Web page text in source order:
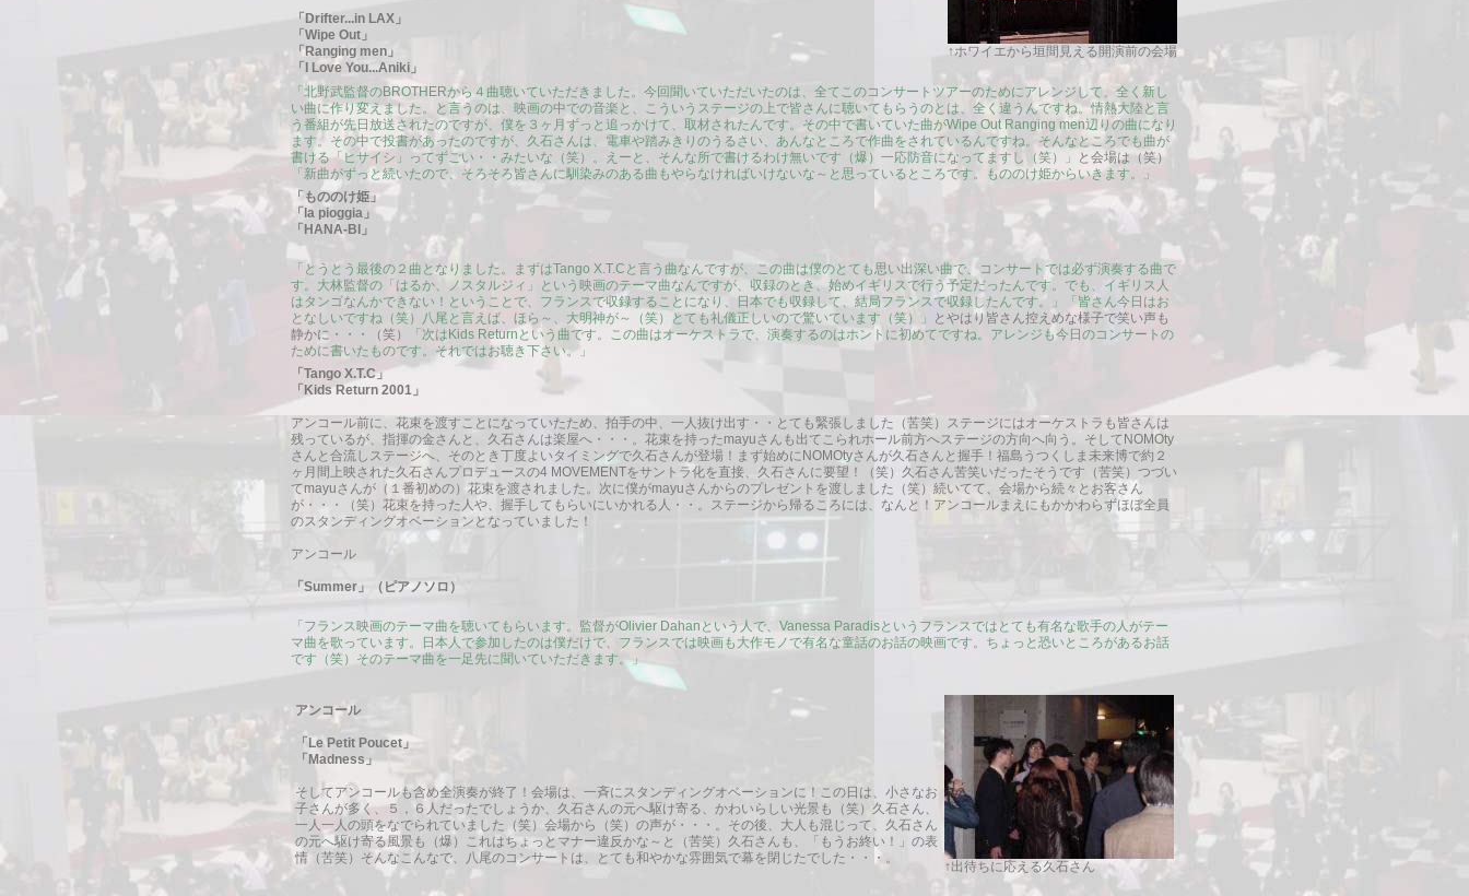
「Drifter...in LAX」
「Wipe Out」
「Ranging men」
「I Love You...Aniki」
↑ホワイエから垣間見える開演前の会場
「北野武監督のBROTHERから４曲聴いていただきました。今回聞いていただいたのは、全てこのコンサートツアーのためにアレンジして、全く新し
い曲に作り変えました。と言うのは、映画の中での音楽と、こういうステージの上で皆さんに聴いてもらうのとは、全く違うんですね。情熱大陸と言
う番組が先日放送されたのですが、僕を３ヶ月ずっと追っかけて、取材されたんです。その中で書いていた曲がWipe Out Ranging men辺りの曲になり
ます。その中で投書があったのですが、久石さんは、電車や踏みきりのうるさい、あんなところで作曲をされているんですね。そんなところでも曲が
書ける「ヒサイシ」ってずごい・・みたいな（笑）。えーと、そんな所で書けるわけ無いです（爆）一応防音になってますし（笑）」
と会場は（笑）
「新曲がずっと続いたので、そろそろ皆さんに馴染みのある曲もやらなければいけないな～と思っているところです。もののけ姫からいきます。」
「もののけ姫」
「la pioggia」
「HANA-BI」
「とうとう最後の２曲となりました。まずはTango X.T.Cと言う曲なんですが、この曲は僕のとても思い出深い曲で、コンサートでは必ず演奏する曲で
す。大林監督の「はるか、ノスタルジィ」という映画のテーマ曲なんですが、収録のとき、始めイギリスで行う予定だったんです。でも、イギリス人
はタンゴなんかできない！ということで、フランスで収録することになり、日本でも収録して、結局フランスで収録したんです。」「皆さん今日はお
となしいですね（笑）八尾と言えば、ほら～、大明神が～（笑）とても礼儀正しいので驚いています（笑）」
とやはり皆さん控えめな様子で笑い声も
静かに・・・（笑）
「次はKids Returnという曲です。この曲はオーケストラで、演奏するのはホントに初めてですね。アレンジも今日のコンサートの
ために書いたものです。それではお聴き下さい。」
「Tango X.T.C」
「Kids Return 2001」
アンコール前に、花束を渡すことになっていたため、拍手の中、一人抜け出す・・とても緊張しました（苦笑）ステージにはオーケストラも皆さんは
残っているが、指揮の金さんと、久石さんは楽屋へ・・・。花束を持ったmayuさんも出てこられホール前方へステージの方向へ向う。そしてNOMOty
さんと合流しステージへ、そのとき丁度よいタイミングで久石さんが登場！まず始めにNOMOtyさんが久石さんと握手！福島うつくしま未来博で約２
ヶ月間上映された久石さんプロデュースの4 MOVEMENTをサントラ化を直接、久石さんに要望！（笑）久石さん苦笑いだったそうです（苦笑）つづい
てmayuさんが（１番初めの）花束を渡されました。次に僕がmayuさんからのプレゼントを渡しました（笑）続いてて、会場から続々とお客さん
が・・・（笑）花束を持った人や、握手してもらいにいかれる人・・。ステージから帰るころには、なんと！アンコールまえにもかかわらずほぼ全員
のスタンディングオベーションとなっていました！
アンコール
「Summer」（ピアノソロ）
「フランス映画のテーマ曲を聴いてもらいます。監督がOlivier Dahanという人で、Vanessa Paradisというフランスではとても有名な歌手の人がテー
マ曲を歌っています。日本人で参加したのは僕だけで、フランスでは映画も大作モノで有名な童話のお話の映画です。ちょっと恐いところがあるお話
です（笑）そのテーマ曲を一足先に聞いていただきます。」
アンコール
「Le Petit Poucet」
「Madness」
そしてアンコールも含め全演奏が終了！会場は、一斉にスタンディングオベーションに！この日は、小さなお
子さんが多く、５，６人だったでしょうか、久石さんの元へ駆け寄る、かわいらしい光景も（笑）久石さん、
一人一人の頭をなでられていました（笑）会場から（笑）の声が・・・。その後、大人も混じって、久石さん
の元へ駆け寄る風景も（爆）これはちょっとマナー違反かな～と（苦笑）久石さんも、「もうお終い！」の表
情（苦笑）そんなこんなで、八尾のコンサートは、とても和やかな雰囲気で幕を閉じたでした・・・。
↑出待ちに応える久石さん